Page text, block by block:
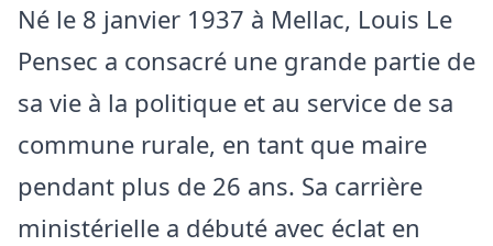
Né le 8 janvier 1937 à Mellac, Louis Le
Pensec a consacré une grande partie de
sa vie à la politique et au service de sa
commune rurale, en tant que maire
pendant plus de 26 ans. Sa carrière
ministérielle a débuté avec éclat en